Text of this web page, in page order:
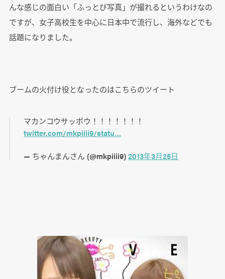
んな感じの面白い「ふっとび写真」が撮れるというわけなの
ですが、女子高校生を中心に日本中で流行し、海外などでも
話題になりました。
ブームの火付け役となったのはこちらのツイート
マカンコウサッポウ！！！！！！！
twitter.com/mkpiiii9/statu…
— ちゃんまんさん (@mkpiiii9)2013年3月25日